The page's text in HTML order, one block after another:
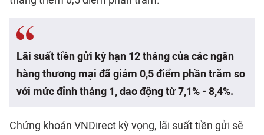
Lãi suất tiền gửi kỳ hạn 12 tháng của các ngân
hàng thương mại đã giảm 0,5 điểm phần trăm so
với mức đỉnh tháng 1, dao động từ 7,1% - 8,4%.
Chứng khoán VNDirect kỳ vọng, lãi suất tiền gửi sẽ